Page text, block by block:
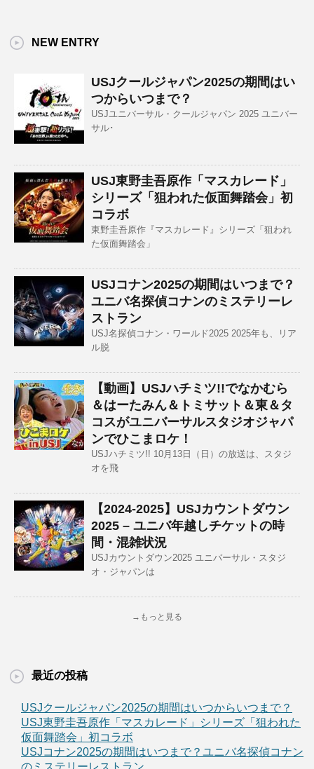
NEW ENTRY
USJクールジャパン2025の期間はい
つからいつまで？
USJユニバーサル・クールジャパン 2025 ユニバー
サル･
USJ東野圭吾原作「マスカレード」
シリーズ「狙われた仮面舞踏会」初
コラボ
東野圭吾原作『マスカレード』シリーズ「狙われ
た仮面舞踏会」
USJコナン2025の期間はいつまで？
ユニバ名探偵コナンのミステリーレ
ストラン
USJ名探偵コナン・ワールド2025 2025年も、リア
ル脱
【動画】USJハチミツ!!でなかむら
＆はーたみん＆トミサット＆東＆タ
コスがユニバーサルスタジオジャパ
ンでひこまロケ！
USJハチミツ!! 10月13日（日）の放送は、スタジ
オを飛
【2024-2025】USJカウントダウン
2025 – ユニバ年越しチケットの時
間・混雑状況
USJカウントダウン2025 ユニバーサル・スタジ
オ・ジャパンは
→もっと見る
最近の投稿
USJクールジャパン2025の期間はいつからいつまで？
USJ東野圭吾原作「マスカレード」シリーズ「狙われた
仮面舞踏会」初コラボ
USJコナン2025の期間はいつまで？ユニバ名探偵コナン
のミステリーレストラン